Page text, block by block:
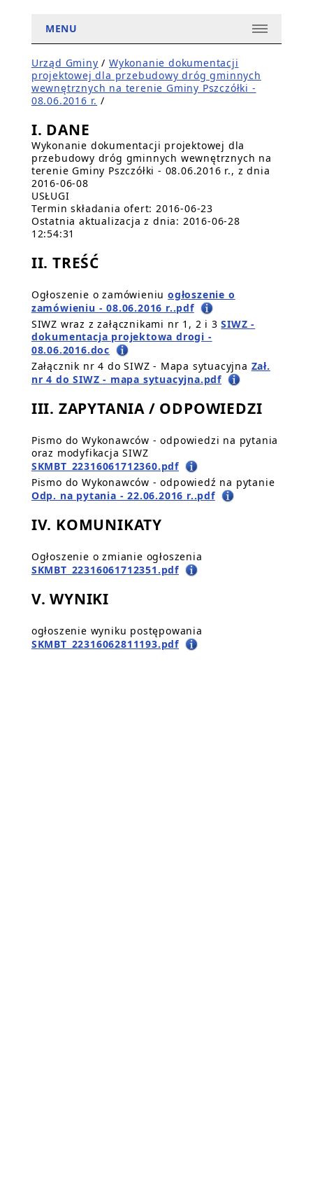
MENU
Urząd Gminy /Wykonanie dokumentacji
projektowej dla przebudowy dróg gminnych
wewnętrznych na terenie Gminy Pszczółki -
08.06.2016 r. /
I. DANE
Wykonanie dokumentacji projektowej dla
przebudowy dróg gminnych wewnętrznych na
terenie Gminy Pszczółki - 08.06.2016 r., z dnia
2016-06-08
USŁUGI
Termin składania ofert: 2016-06-23
Ostatnia aktualizacja z dnia: 2016-06-28
12:54:31
II. TREŚĆ
Ogłoszenie o zamówieniu ogłoszenie o
zamówieniu - 08.06.2016 r..pdf
SIWZ wraz z załącznikami nr 1, 2 i 3SIWZ -
dokumentacja projektowa drogi -
08.06.2016.doc
Załącznik nr 4 do SIWZ - Mapa sytuacyjna Zał.
nr 4 do SIWZ - mapa sytuacyjna.pdf
III. ZAPYTANIA / ODPOWIEDZI
Pismo do Wykonawców - odpowiedzi na pytania
oraz modyfikacja SIWZ
SKMBT_22316061712360.pdf
Pismo do Wykonawców - odpowiedź na pytanie
Odp. na pytania - 22.06.2016 r..pdf
IV. KOMUNIKATY
Ogłoszenie o zmianie ogłoszenia
SKMBT_22316061712351.pdf
V. WYNIKI
ogłoszenie wyniku postępowania
SKMBT_22316062811193.pdf